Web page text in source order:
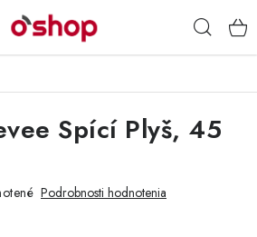
Spící Plyš, 45
Podrobnosti hodnotenia